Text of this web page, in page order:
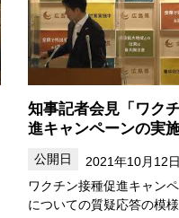
知事記者会見「ワク
進キャンペーンの実
2021年10月12
ワクチン接種促進キャン
についての質疑応答の模